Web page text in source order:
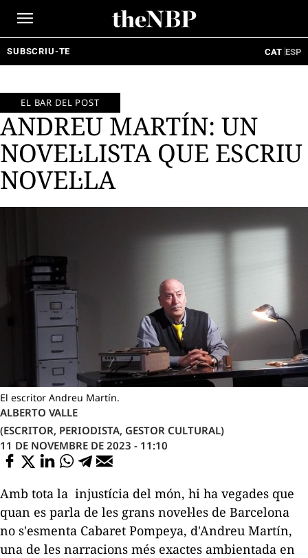
SUBSCRIU-TE CAT ESP
EL BAR DEL POST
ANDREU MARTÍN: UN
NOVEL·LISTA QUE ESCRIU
NOVEL·LA
El escritor Andreu Martín.
ALBERTO VALLE
(ESCRITOR, PERIODISTA, GESTOR CULTURAL)
11 DE NOVEMBRE DE 2023 - 11:10
Amb tota la injustícia del món, hi ha vegades que
quan es parla de les grans novel·les de Barcelona
no s'esmenta Cabaret Pompeya, d'Andreu Martín,
una de les narracions més exactes ambientada en